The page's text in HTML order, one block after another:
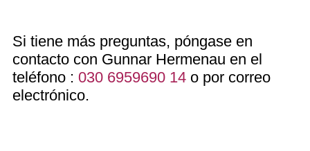
Si tiene más preguntas, póngase en
contacto con Gunnar Hermenau en el
teléfono : 030 6959690 14 o por correo
electrónico.